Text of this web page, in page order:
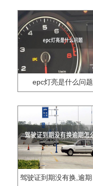
epc灯亮是什么问题